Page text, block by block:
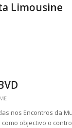
Limousine
nos Encontros da
como objectivo o